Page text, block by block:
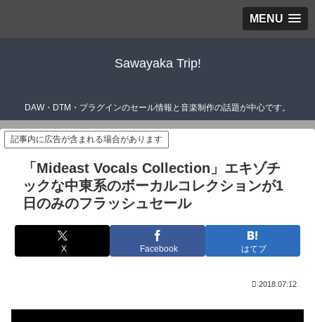
MENU
Sawayaka Trip!
DAW・DTM・プラグインのセール情報と音楽制作の話題が中心です。
記事内に広告が含まれる場合があります
「Mideast Vocals Collection」エキゾチ
ックな中東系のボーカルコレクションが1
日のみのフラッシュセール
X Facebook はてブ
2018.07.12